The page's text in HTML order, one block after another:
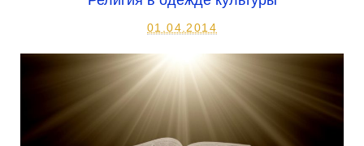
01.04.2014